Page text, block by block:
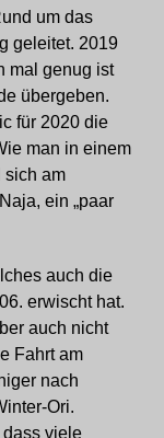
um das
geleitet. 2019
mal genug ist
übergeben.
für 2020 die
man in einem
sich am
ein „paar
auch die
erwischt hat.
auch nicht
Fahrt am
nach
Ori.
dass viele